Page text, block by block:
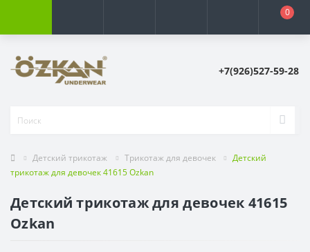
0
+7(926)527-59-28
Детский трикотаж Трикотаж для девочек
Детский
трикотаж для девочек 41615 Ozkan
Детский трикотаж для девочек 41615
Ozkan